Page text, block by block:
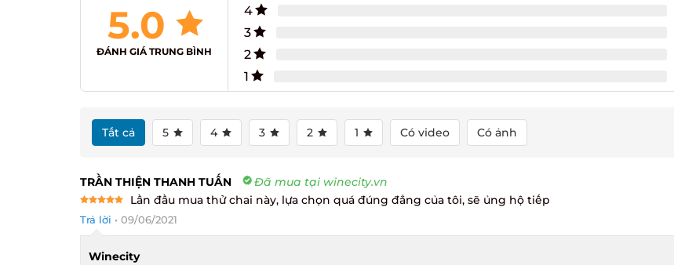
5.0
ĐÁNH GIÁ TRUNG BÌNH
4
3
2
Tất cả 5 4 3 2 1 Có video Có ảnh
TRẦN THIỆN THANH TUẤN Đã mua tại winecity.vn
out of 5
Lần đầu mua thử chai này, lựa chọn quá đúng đẳng của tôi, sẽ ủng hộ tiếp
Trả lời • 09/06/2021
Winecity